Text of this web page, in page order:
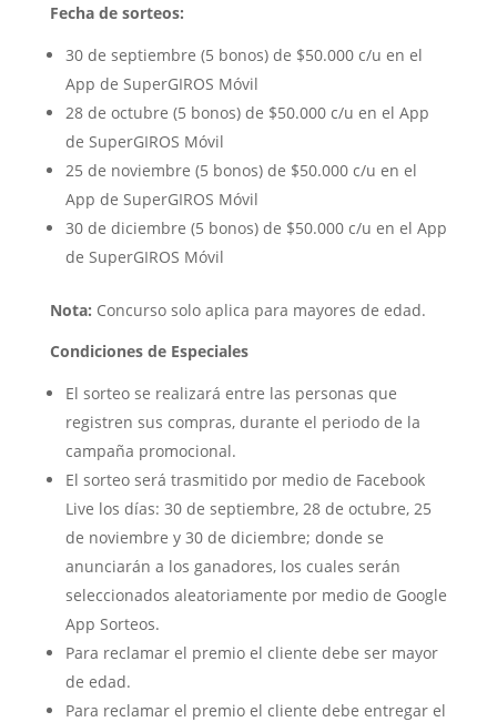
Fecha de sorteos:
30 de septiembre (5 bonos) de $50.000 c/u en el
App de SuperGIROS Móvil
28 de octubre (5 bonos) de $50.000 c/u en el App
de SuperGIROS Móvil
25 de noviembre (5 bonos) de $50.000 c/u en el
App de SuperGIROS Móvil
30 de diciembre (5 bonos) de $50.000 c/u en el App
de SuperGIROS Móvil
Nota: Concurso solo aplica para mayores de edad.
Condiciones de Especiales
El sorteo se realizará entre las personas que
registren sus compras, durante el periodo de la
campaña promocional.
El sorteo será trasmitido por medio de Facebook
Live los días: 30 de septiembre, 28 de octubre, 25
de noviembre y 30 de diciembre; donde se
anunciarán a los ganadores, los cuales serán
seleccionados aleatoriamente por medio de Google
App Sorteos.
Para reclamar el premio el cliente debe ser mayor
de edad.
Para reclamar el premio el cliente debe entregar el